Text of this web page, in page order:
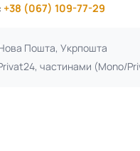
+38 (067) 109-77-29
Пошта, Укрпошта
частинами (Mono/